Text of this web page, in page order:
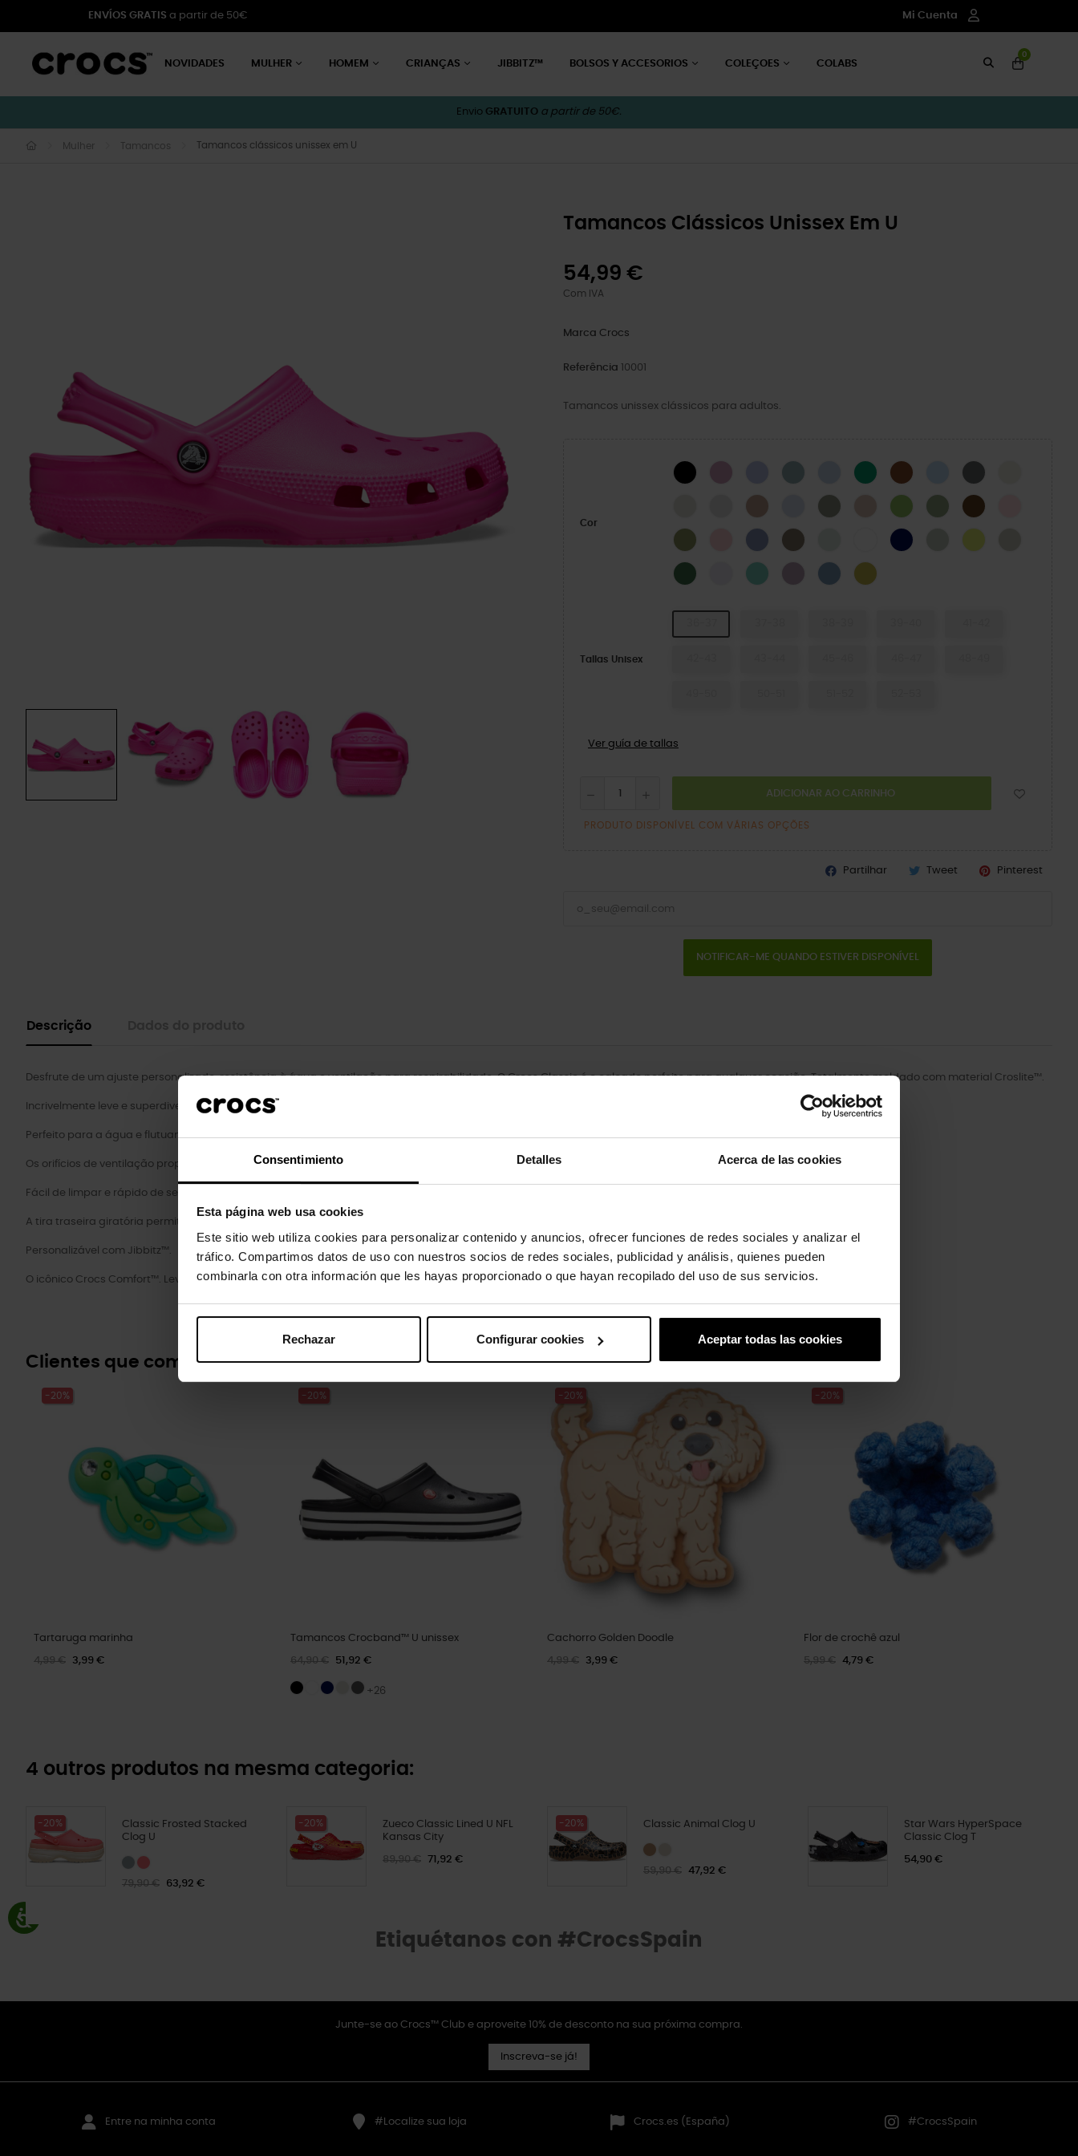
Consentimiento Detalles Acerca de las cookies
Esta página web usa cookies
Este sitio web utiliza cookies para personalizar contenido y anuncios, ofrecer funciones de redes sociales y analizar el
tráfico. Compartimos datos de uso con nuestros socios de redes sociales, publicidad y análisis, quienes pueden
combinarla con otra información que les hayas proporcionado o que hayan recopilado del uso de sus servicios.
Rechazar Configurar cookies Aceptar todas las cookies
ENVÍOS GRATIS a partir de 50€ Mi Cuenta
NOVIDADES MULHER HOMEM CRIANÇAS JIBBITZ™ BOLSOS Y ACCESORIOS COLEÇOES COLABS
0
Envio GRATUITO a partir de 50€.
Mulher Tamancos Tamancos clássicos unissex em U
Tamancos Clássicos Unissex Em U
54,99 €
Com IVA
Marca Crocs
Referência 10001
Tamancos unissex clássicos para adultos.
Cor
BLACK HydrangeaMystic Purple Blue CalciteGreen IvyCognac Blue FrostCinza Ardósia
Atmosphere Dreamscape
ElephantQuartzKiwi Moss-XCoffee
Exército Verde
Powder PinkBlue HazeTaupe WHITE NAVY SHITAKEAcidity
Field GreenGrape IceRetro Dusty LilacAstro BlueMeadow
Tallas Unisex
Ver guía de tallas
ADICIONAR AO CARRINHO
PRODUTO DISPONÍVEL COM VÁRIAS OPÇÕES
Partilhar Tweet Pinterest
NOTIFICAR-ME QUANDO ESTIVER DISPONÍVEL
Descrição
Desfrute de um ajuste personalizado, resistência à água e ventilação para respirabilidade. O Crocs Classic é o calçado perfeito para qualquer ocasião. Totalmente moldado com material Croslite™.
Incrivelmente leve e superdivertido para os seus pés.
Perfeito para a água e flutuante, pesa apenas alguns gramas.
Os orifícios de ventilação proporcionam respirabilidade enquanto absorvem água e sujeira.
Fácil de limpar e rápido de secar.
A tira traseira giratória permite um ajuste mais preciso.
Personalizável com Jibbitz™.
O icônico Crocs Comfort™. Leve. Flexível. Conforto de todos os ângulos.
Clientes que compraram este produto também compraram:
-20%
Tartaruga marinha
4,99 € 3,99 €
-20%
Tamancos Crocband™ U unissex
64,90 € 51,92 €
+26
-20%
Cachorro Golden Doodle
4,99 € 3,99 €
-20%
Flor de crochê azul
5,99 € 4,79 €
4 outros produtos na mesma categoria:
-20%
Classic Frosted Stacked
Clog U
79,90 € 63,92 €
-20%
Zueco Classic Lined U NFL
Kansas City
89,90 € 71,92 €
-20% Classic Animal Clog U
59,90 € 47,92 €
Star Wars HyperSpace
Classic Clog T
54,90 €
Etiquétanos con #CrocsSpain
Junte-se ao Crocs™ Club e aproveite 10% de desconto na sua próxima compra.
Inscreva-se já!
Entre na minha conta #Localize sua loja Crocs.es (España) #CrocsSpain